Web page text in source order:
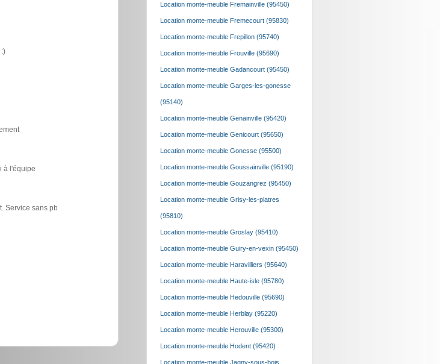
à l'équipe
Service sans pb
Location monte-meuble Fremainville (95450)
Location monte-meuble Fremecourt (95830)
Location monte-meuble Frepillon (95740)
Location monte-meuble Frouville (95690)
Location monte-meuble Gadancourt (95450)
Location monte-meuble Garges-les-gonesse
(95140)
Location monte-meuble Genainville (95420)
Location monte-meuble Genicourt (95650)
Location monte-meuble Gonesse (95500)
Location monte-meuble Goussainville (95190)
Location monte-meuble Gouzangrez (95450)
Location monte-meuble Grisy-les-platres
(95810)
Location monte-meuble Groslay (95410)
Location monte-meuble Guiry-en-vexin (95450)
Location monte-meuble Haravilliers (95640)
Location monte-meuble Haute-isle (95780)
Location monte-meuble Hedouville (95690)
Location monte-meuble Herblay (95220)
Location monte-meuble Herouville (95300)
Location monte-meuble Hodent (95420)
Location monte-meuble Jagny-sous-bois